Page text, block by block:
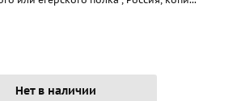
Нет в наличии